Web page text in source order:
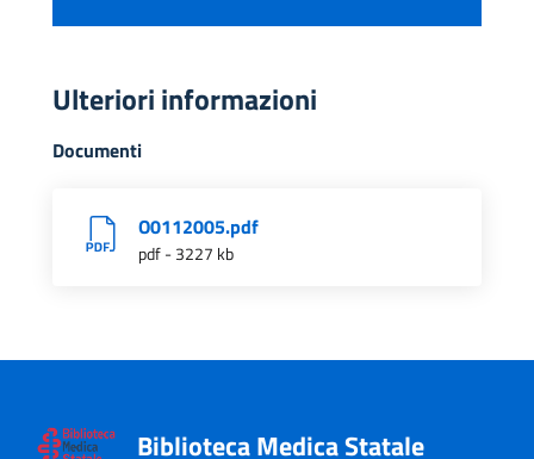
Ulteriori informazioni
Documenti
O0112005.pdf
pdf - 3227 kb
Biblioteca Medica Statale